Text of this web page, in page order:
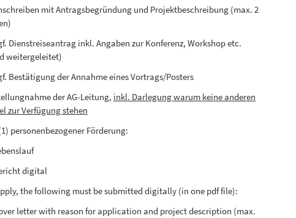
mit Antragsbegründung und Projektbeschreibung (max. 2
Dienstreiseantrag inkl. Angaben zur Konferenz, Workshop etc.
weitergeleitet)
Bestätigung der Annahme eines Vortrags/Posters
der AG-Leitung, inkl. Darlegung warum keine anderen
zur Verfügung stehen
personenbezogener Förderung:
digital
the following must be submitted digitally (in one pdf file):
letter with reason for application and project description (max.